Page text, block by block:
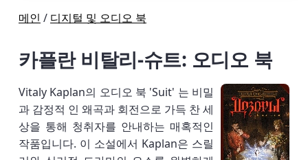
메인 / 디지털 및 오디오 북
카플란 비탈리-슈트: 오디오 북
Vitaly Kaplan의 오디오 북 'Suit' 는 비밀
과 감정적 인 왜곡과 회전으로 가득 찬 세
상을 통해 청취자를 안내하는 매혹적인
작품입니다. 이 소설에서 Kaplan은 스릴